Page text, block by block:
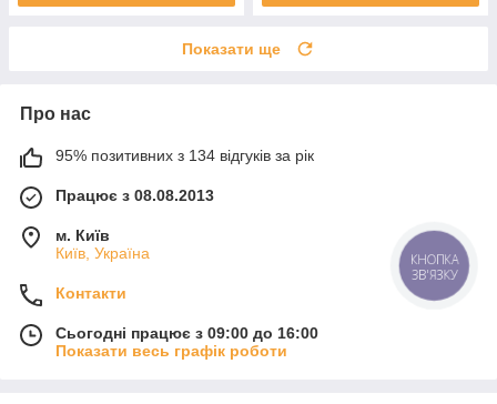
Показати ще
Про нас
95% позитивних з 134 відгуків за рік
Працює з 08.08.2013
м. Київ
Київ, Україна
Контакти
Сьогодні працює з 09:00 до 16:00
Показати весь графік роботи
КНОПКА
ЗВ'ЯЗКУ